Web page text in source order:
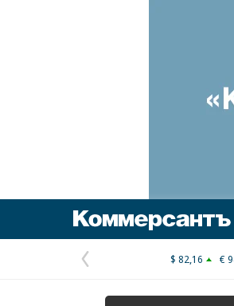
Предыдущая
страница
$ 82,16 €